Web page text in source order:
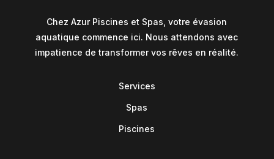
Chez Azur Piscines et Spas, votre évasion
aquatique commence ici. Nous attendons avec
impatience de transformer vos rêves en réalité.
Services
Spas
Piscines